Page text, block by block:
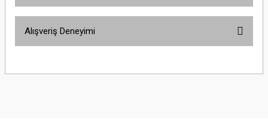
yetersiz gördüğünüz noktaları öneri formunu kullanarak tarafımıza
Alışveriş Deneyimi